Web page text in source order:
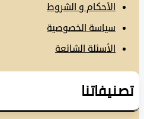
الأحكام و الشروط
سياسة الخصوصية
الأسئلة الشائعة